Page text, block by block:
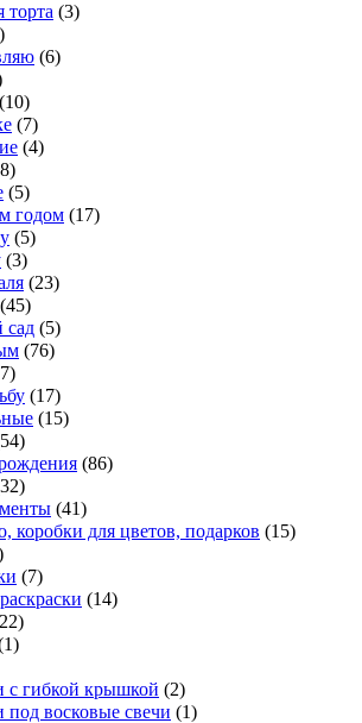
(3)
(6)
(10)
(7)
(4)
(5)
годом (17)
(5)
(3)
(23)
(45)
сад (5)
(76)
(17)
(15)
(86)
(41)
для цветов, подарков (15)
(7)
(14)
с гибкой крышкой (2)
под восковые свечи (1)